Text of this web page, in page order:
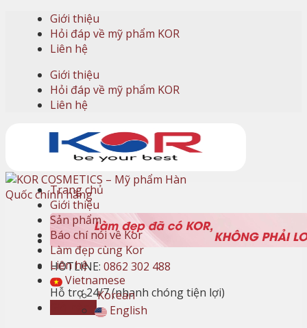
content
Giới thiệu
Hỏi đáp về mỹ phẩm KOR
Liên hệ
Giới thiệu
Hỏi đáp về mỹ phẩm KOR
Liên hệ
HOTLINE: 0862 302 488
Hỗ trợ 24/7 (nhanh chóng tiện lợi)
Giỏ hàng
Trang chủ
Giới thiệu
Sản phẩm
Báo chí nói về Kor
Làm đẹp cùng Kor
Liên hệ
Vietnamese
Korean
English